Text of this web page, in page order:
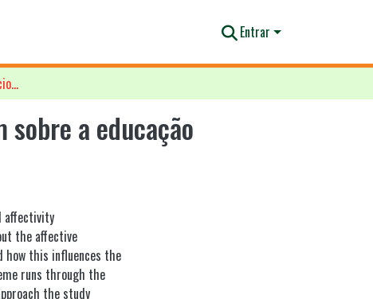
Entrar
A relação afetiva no contexto educacional: uma abordagem sobre a educação inclusiva
a educação
affectivity
the affective
how this influences the
runs through the
the study